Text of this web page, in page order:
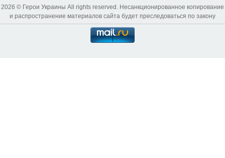
2026 © Герои Украины All rights reserved. Несанкционированное копирование
и распространение материалов сайта будет преследоваться по закону